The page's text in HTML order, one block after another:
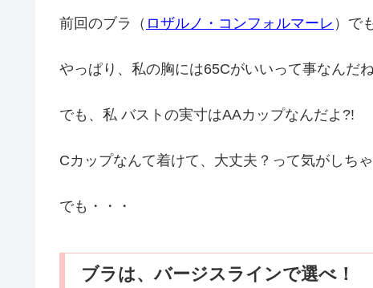
前回のブラ（ ロザルノ・コンフォルマーレ ）で
やっぱり、私の胸には65Cがいいって事なんだね
でも、私 バストの実寸はAAカップなんだよ?!
Cカップなんて着けて、大丈夫？って気がしちゃ
でも・・・
ブラは、バージスラインで選べ！